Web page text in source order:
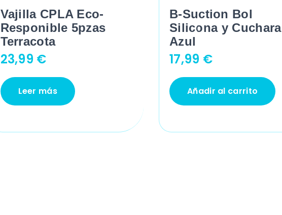
Vajilla CPLA Eco-
Responible 5pzas
Terracota
23,99 €
Leer más
B-Suction Bol
Silicona y Cuchara
Azul
17,99 €
Añadir al carrito